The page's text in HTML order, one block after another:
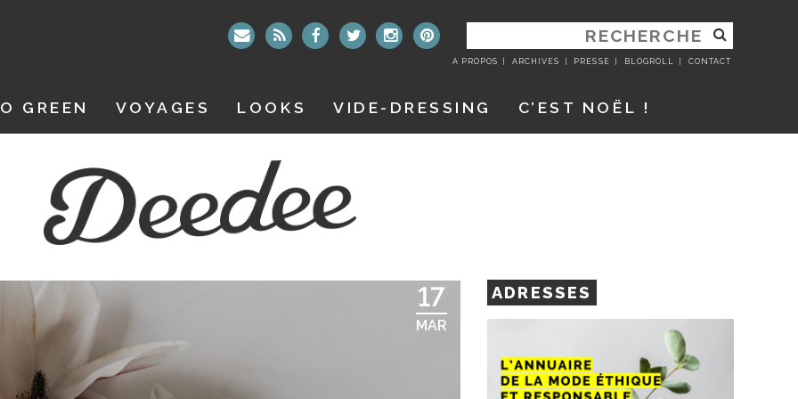
RECHERCHER
:
A PROPOS ARCHIVES PRESSE BLOGROLL CONTACT
GREEN VOYAGES LOOKS VIDE-DRESSING C’EST NOËL !
17
MAR
ADRESSES